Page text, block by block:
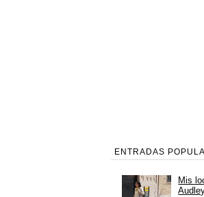
ENTRADAS
Mis